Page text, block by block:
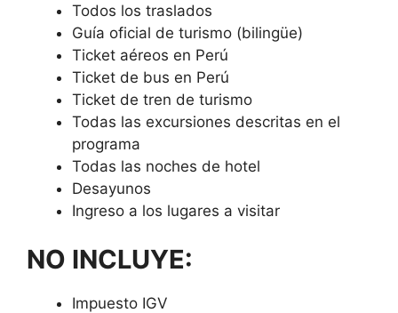
Todos los traslados
Guía oficial de turismo (bilingüe)
Ticket aéreos en Perú
Ticket de bus en Perú
Ticket de tren de turismo
Todas las excursiones descritas en el
programa
Todas las noches de hotel
Desayunos
Ingreso a los lugares a visitar
NO INCLUYE:
Impuesto IGV